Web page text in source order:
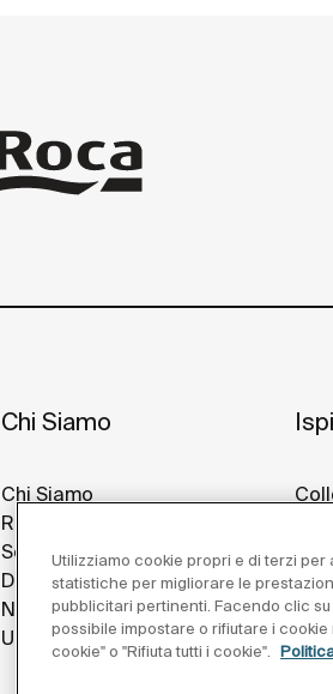
Chi Siamo
Chi Siamo
Roca Nel Mondo
Sostenibilità
Design E Innovazione
Notizie
Unisciti a Noi
Utilizziamo cookie propri e di terzi
statistiche per migliorare le
pubblicitari pertinenti. Facendo clic
possibile impostare o rifiutare i
cookie" o "Rifiuta tutti i cookie".